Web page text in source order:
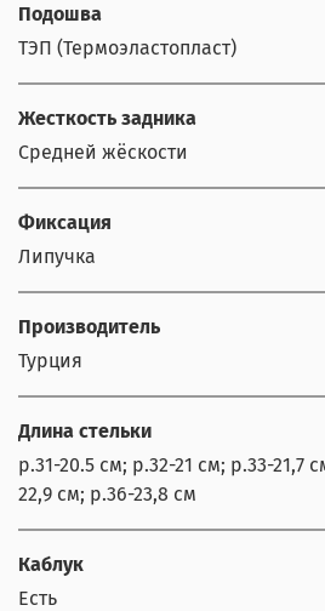
Подошва
ТЭП (Термоэластопласт)
Жесткость задника
Средней жёскости
Фиксация
Липучка
Производитель
Турция
Длина стельки
р.31-20.5 см; р.32-21 см; р.33-21,7
22,9 см; р.36-23,8 см
Каблук
Есть